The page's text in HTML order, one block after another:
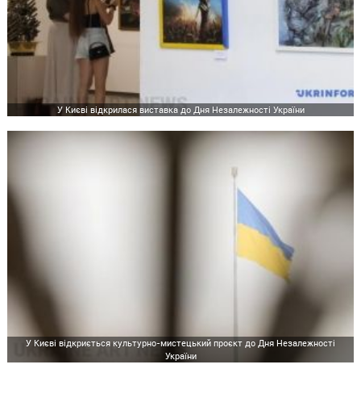
У Києві відкрилася виставка до Дня Незалежності України
У Києві відкриється культурно-мистецький проєкт до Дня Незалежності
України